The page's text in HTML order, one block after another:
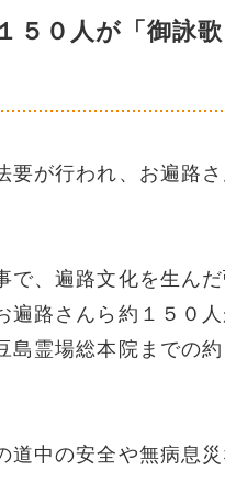
５０人が「御詠
要が行われ、お遍路
で、遍路文化を生ん
遍路さんら約１５０
島霊場総本院までの
道中の安全や無病息